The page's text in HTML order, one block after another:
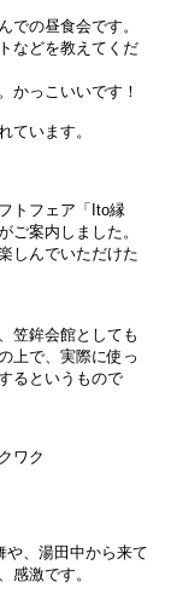
での昼食会です。
などを教えてくだ
かっこいいです！
ています。
トフェア「Ito縁
ご案内しました。
しんでいただけた
笠鉾会館としても
上で、実際に使っ
るというもので
ワク
や、湯田中から来て
感激です。